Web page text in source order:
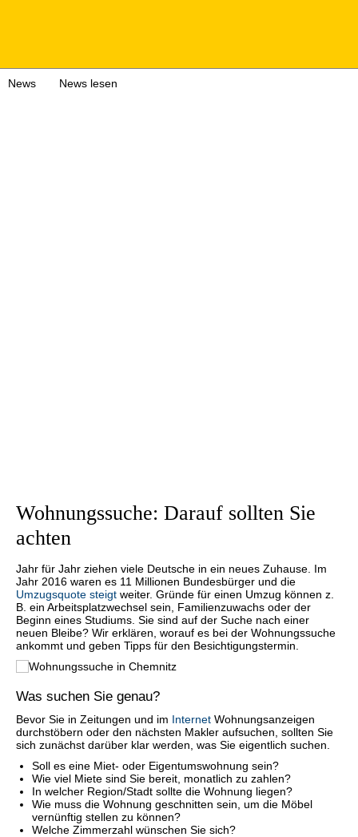
News News lesen
Wohnungssuche: Darauf sollten Sie
achten
Jahr für Jahr ziehen viele Deutsche in ein neues Zuhause. Im
Jahr 2016 waren es 11 Millionen Bundesbürger und die
Umzugsquote steigt weiter. Gründe für einen Umzug können z.
B. ein Arbeitsplatzwechsel sein, Familienzuwachs oder der
Beginn eines Studiums. Sie sind auf der Suche nach einer
neuen Bleibe? Wir erklären, worauf es bei der Wohnungssuche
ankommt und geben Tipps für den Besichtigungstermin.
Was suchen Sie genau?
Bevor Sie in Zeitungen und im Internet Wohnungsanzeigen
durchstöbern oder den nächsten Makler aufsuchen, sollten Sie
sich zunächst darüber klar werden, was Sie eigentlich suchen.
Soll es eine Miet- oder Eigentumswohnung sein?
Wie viel Miete sind Sie bereit, monatlich zu zahlen?
In welcher Region/Stadt sollte die Wohnung liegen?
Wie muss die Wohnung geschnitten sein, um die Möbel
vernünftig stellen zu können?
Welche Zimmerzahl wünschen Sie sich?